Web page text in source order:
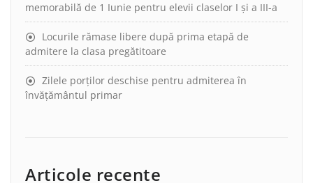
memorabilă de 1 Iunie pentru elevii claselor I și a III-a
Locurile rămase libere după prima etapă de
admitere la clasa pregătitoare
Zilele porților deschise pentru admiterea în
învățământul primar
Articole recente